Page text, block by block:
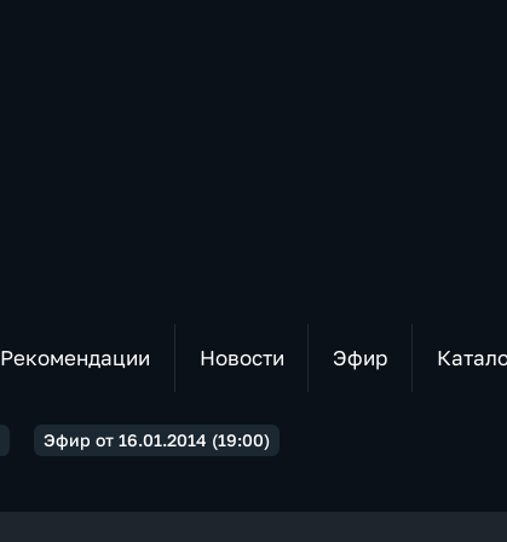
Рекомендации Новости Эфир
Эфир от 16.01.2014 (19:00)